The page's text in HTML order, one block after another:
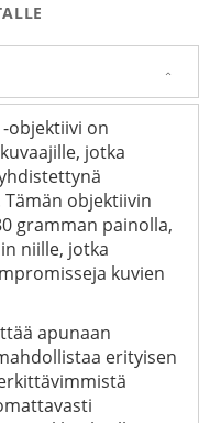
objektiivi on
jotka
objektiivin
gramman painolla,
niille, jotka
kuvien
apunaan
erityisen